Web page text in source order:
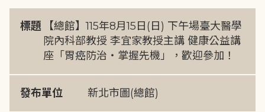
標題
【總館】115年8月15日(日) 下午場臺大醫學
院內科部教授 李宜家教授主講 健康公益講
座「胃癌防治・掌握先機」，歡迎參加！
發布單位 新北市圖(總館)